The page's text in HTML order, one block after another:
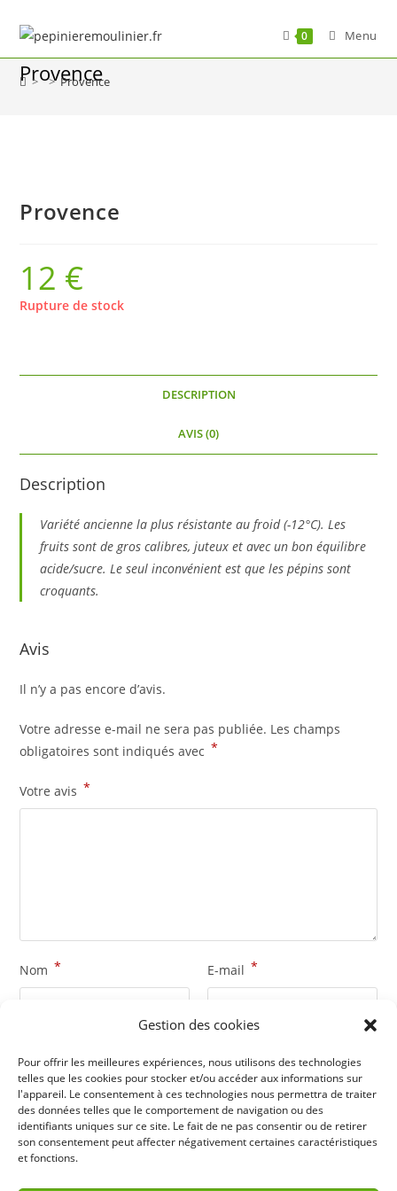
Gestion des cookies
Pour offrir les meilleures expériences, nous utilisons des technologies
telles que les cookies pour stocker et/ou accéder aux informations sur
l'appareil. Le consentement à ces technologies nous permettra de traiter
des données telles que le comportement de navigation ou des
identifiants uniques sur ce site. Le fait de ne pas consentir ou de retirer
son consentement peut affecter négativement certaines caractéristiques
et fonctions.
content
0 Menu
Provence
> > Provence
Provence
12 €
Rupture de stock
DESCRIPTION
AVIS (0)
Description
Variété ancienne la plus résistante au froid (-12°C). Les
fruits sont de gros calibres, juteux et avec un bon équilibre
acide/sucre. Le seul inconvénient est que les pépins sont
croquants.
Avis
Il n’y a pas encore d’avis.
Votre adresse e-mail ne sera pas publiée. Les champs
obligatoires sont indiqués avec *
Votre avis *
Nom * E-mail *
Enregistrer mon nom, mon e-mail et mon site dans le
navigateur pour mon prochain commentaire.